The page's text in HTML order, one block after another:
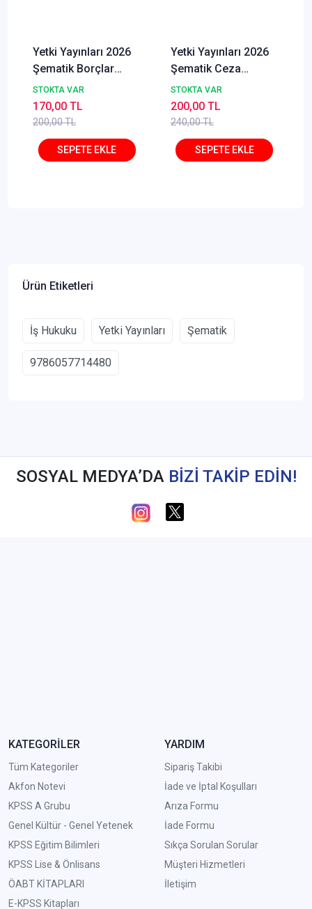
Yetki Yayınları 2026
Şematik Borçlar
Hukuku Genel
STOKTA VAR
200,00 TL
170,00 TL
Yetki Yayınları 2026
Şematik Ceza
Hukuku Ceza
Muhakemesi Hukuku
STOKTA VAR
240,00 TL
200,00 TL
Ürün Etiketleri
İş Hukuku Yetki Yayınları Şematik
9786057714480
SOSYAL MEDYA’DA BİZİ TAKİP EDİN!
KATEGORİLER
Tüm Kategoriler
Akfon Notevi
KPSS A Grubu
Genel Kültür - Genel Yetenek
KPSS Eğitim Bilimleri
KPSS Lise & Önlisans
ÖABT KİTAPLARI
E-KPSS Kitapları
YARDIM
Sipariş Takibi
İade ve İptal Koşulları
Arıza Formu
İade Formu
Sıkça Sorulan Sorular
Müşteri Hizmetleri
İletişim